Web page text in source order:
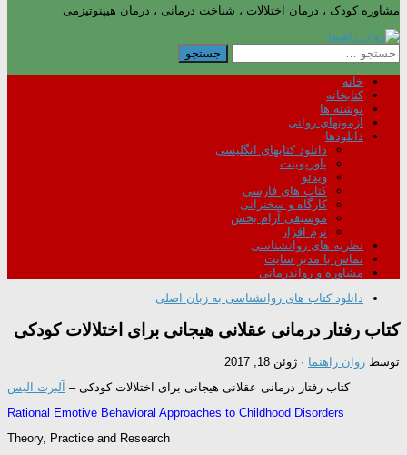
مشاوره کودک ، درمان اختلالات ، شناخت درمانی ، درمان هیپنوتیزمی
جستجو
برای:
خانه
کتابخانه
نوشته ها
آزمونهای روانی
دانلودها
دانلود کتابهای انگلیسی
پاورپوینت
ویدئو
کتاب های فارسی
کارگاه و سخنرانی
موسیقی آرام بخش
نرم افزار
نظریه های روانشناسی
تماس با مدیر سایت
مشاوره و رواندرمانی
دانلود کتاب های روانشناسی به زبان اصلی
کتاب رفتار درمانی عقلانی هیجانی برای اختلالات کودکی
توسط روان راهنما · ژوئن 18, 2017
کتاب رفتار درمانی عقلانی هیجانی برای اختلالات کودکی – آلبرت الیس
Rational Emotive Behavioral Approaches to Childhood Disorders
Theory, Practice and Research